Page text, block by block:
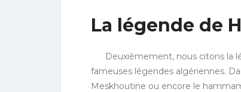
La légende de
Deuxièmement, nous citons la
fameuses légendes algériennes.
Meskhoutine ou encore le